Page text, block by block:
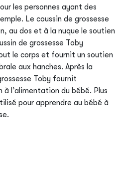
les personnes ayant des
Le coussin de grossesse
au dos et à la nuque le soutien
de grossesse Toby
le corps et fournit un soutien
aux hanches. Après la
Toby fournit
l’alimentation du bébé. Plus
pour apprendre au bébé à